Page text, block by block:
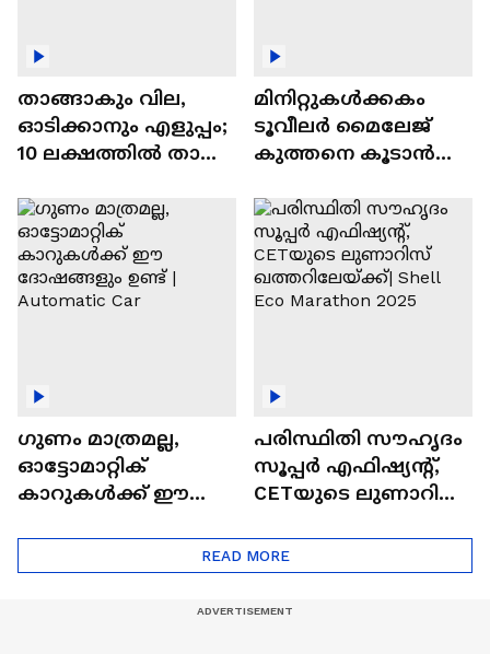
താങ്ങാകും വില,
ഓടിക്കാനും എളുപ്പം;
10 ലക്ഷത്തിൽ താഴെ
ഓട്ടോമാറ്റിക്ക്
എസ്‍യുവികൾ
മിനിറ്റുകൾക്കകം
ടൂവീലർ മൈലേജ്
കുത്തനെ കൂടാൻ
ഗുണം മാത്രമല്ല,
ഓട്ടോമാറ്റിക്
കാറുകൾക്ക് ഈ
പരിസ്ഥിതി സൗഹൃദം
സൂപ്പർ എഫിഷ്യന്റ്,
CETയുടെ ലുണാറിസ്
Eco Marathon 2025
READ MORE